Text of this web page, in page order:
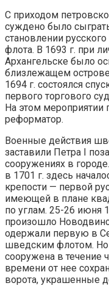
С приходом
суждено было
становлении
флота. В 1693 г. при
Архангельске было
близлежащем
1694 г. состоялся
первого торгового
На этом мероприятии
реформатор.
Военные действия
заставили Петра I
сооружениях в
в 1701 г. здесь
крепости — первой
имеющей в плане
по углам. 25-26 июня
произошло
одержали первую в
шведским флотом.
сооружена в течение
времени от нее
ворота, украшенные